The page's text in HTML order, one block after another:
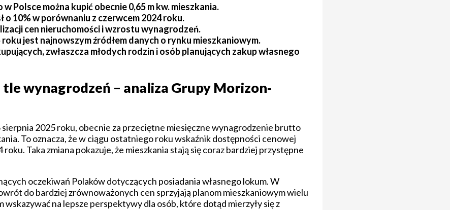
Polsce można kupić obecnie 0,65 m kw. mieszkania.
10% w porównaniu z czerwcem 2024 roku.
cen nieruchomości i wzrostu wynagrodzeń.
jest najnowszym źródłem danych o rynku mieszkaniowym.
zwłaszcza młodych rodzin i osób planujących zakup własnego
wynagrodzeń – analiza Grupy Morizon-
2025 roku, obecnie za przeciętne miesięczne wynagrodzenie brutto
To oznacza, że w ciągu ostatniego roku wskaźnik dostępności cenowej
Taka zmiana pokazuje, że mieszkania stają się coraz bardziej przystępne
oczekiwań Polaków dotyczących posiadania własnego lokum. W
do bardziej zrównoważonych cen sprzyjają planom mieszkaniowym wielu
na lepsze perspektywy dla osób, które dotąd mierzyły się z